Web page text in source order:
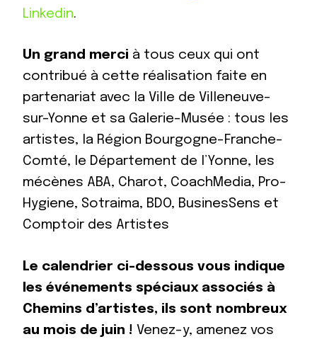
Linkedin.
Un grand merci à tous ceux qui ont
contribué à cette réalisation faite en
partenariat avec la Ville de Villeneuve-
sur-Yonne et sa Galerie-Musée : tous les
artistes, la Région Bourgogne-Franche-
Comté, le Département de l’Yonne, les
mécènes ABA, Charot, CoachMedia, Pro-
Hygiene, Sotraima, BDO, BusinesSens et
Comptoir des Artistes
Le calendrier ci-dessous vous indique
les événements spéciaux associés à
Chemins d’artistes, ils sont nombreux
au mois de juin ! Venez-y, amenez vos